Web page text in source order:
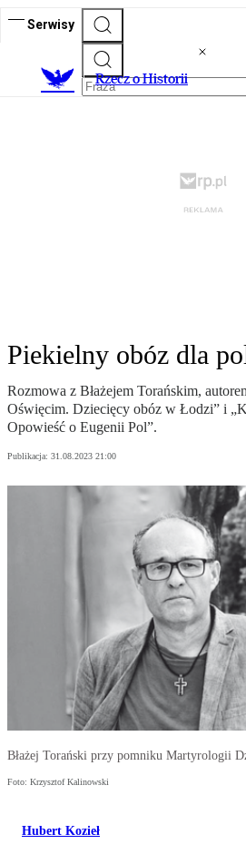
Serwisy
Rzecz o Historii
Piekielny obóz dla
Rozmowa z Błażejem Torańskim,
Oświęcim. Dziecięcy obóz w Łodzi” i
Opowieść o Eugenii Pol”.
Publikacja: 31.08.2023 21:00
Błażej Torański przy pomniku Martyrologii
Foto: Krzysztof Kalinowski
Hubert Kozieł